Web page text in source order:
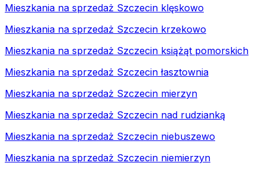
Mieszkania na sprzedaż Szczecin klęskowo
Mieszkania na sprzedaż Szczecin krzekowo
Mieszkania na sprzedaż Szczecin książąt pomorskich
Mieszkania na sprzedaż Szczecin łasztownia
Mieszkania na sprzedaż Szczecin mierzyn
Mieszkania na sprzedaż Szczecin nad rudzianką
Mieszkania na sprzedaż Szczecin niebuszewo
Mieszkania na sprzedaż Szczecin niemierzyn